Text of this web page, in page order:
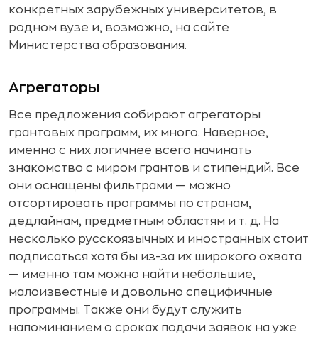
конкретных зарубежных университетов, в
родном вузе и, возможно, на сайте
Министерства образования.
Агрегаторы
Все предложения собирают агрегаторы
грантовых программ, их много. Наверное,
именно с них логичнее всего начинать
знакомство с миром грантов и стипендий. Все
они оснащены фильтрами — можно
отсортировать программы по странам,
дедлайнам, предметным областям и т. д. На
несколько русскоязычных и иностранных стоит
подписаться хотя бы из-за их широкого охвата
— именно там можно найти небольшие,
малоизвестные и довольно специфичные
программы. Также они будут служить
напоминанием о сроках подачи заявок на уже